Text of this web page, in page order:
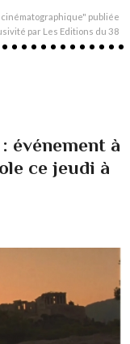
publiée
par Les Editions du 38
événement à
ce jeudi à